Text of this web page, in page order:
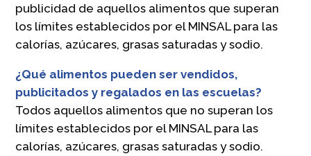
publicidad de aquellos alimentos que superan
los límites establecidos por el MINSAL para las
calorías, azúcares, grasas saturadas y sodio.
¿Qué alimentos pueden ser vendidos,
publicitados y regalados en las escuelas?
Todos aquellos alimentos que no superan los
límites establecidos por el MINSAL para las
calorías, azúcares, grasas saturadas y sodio.